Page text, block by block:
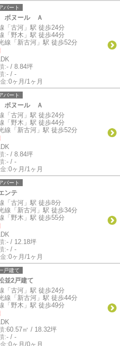
パート
ボヌール Ａ
「古河」駅 徒歩24分
「野木」駅 徒歩44分
線「新古河」駅 徒歩52分
:- / 8.84坪
:- / -
:0ヶ月/1ヶ月
パート
ボヌール Ａ
「古河」駅 徒歩24分
「野木」駅 徒歩44分
線「新古河」駅 徒歩52分
:- / 8.84坪
:- / -
:0ヶ月/1ヶ月
パート
ンテ
「古河」駅 徒歩8分
線「新古河」駅 徒歩34分
「野木」駅 徒歩55分
:- / 12.18坪
:- / -
:0ヶ月/1ヶ月
戸建て
並2戸建て
「古河」駅 徒歩24分
線「新古河」駅 徒歩44分
「野木」駅 徒歩49分
:60.57㎡ / 18.32坪
:- / -
:0ヶ月/0ヶ月